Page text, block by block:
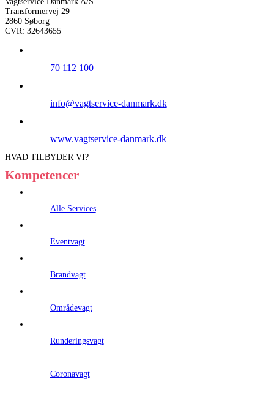
Transformervej 29
2860 Søborg
CVR: 32643655
70 112 100
info@vagtservice-danmark.dk
www.vagtservice-danmark.dk
HVAD TILBYDER VI?
Kompetencer
Alle Services
Eventvagt
Brandvagt
Områdevagt
Runderingsvagt
Coronavagt